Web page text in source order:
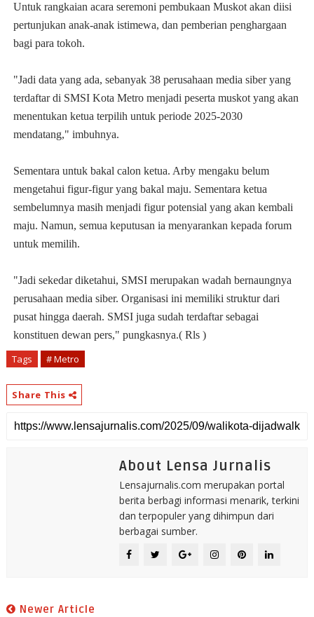
Untuk rangkaian acara seremoni pembukaan Muskot akan diisi
pertunjukan anak-anak istimewa, dan pemberian penghargaan
bagi para tokoh.
"Jadi data yang ada, sebanyak 38 perusahaan media siber yang
terdaftar di SMSI Kota Metro menjadi peserta muskot yang akan
menentukan ketua terpilih untuk periode 2025-2030
mendatang," imbuhnya.
Sementara untuk bakal calon ketua. Arby mengaku belum
mengetahui figur-figur yang bakal maju. Sementara ketua
sembelumnya masih menjadi figur potensial yang akan kembali
maju. Namun, semua keputusan ia menyarankan kepada forum
untuk memilih.
"Jadi sekedar diketahui, SMSI merupakan wadah bernaungnya
perusahaan media siber. Organisasi ini memiliki struktur dari
pusat hingga daerah. SMSI juga sudah terdaftar sebagai
konstituen dewan pers," pungkasnya.( Rls )
Tags # Metro
Share This
About Lensa Jurnalis
Lensajurnalis.com merupakan portal
berita berbagi informasi menarik, terkini
dan terpopuler yang dihimpun dari
berbagai sumber.
Newer Article